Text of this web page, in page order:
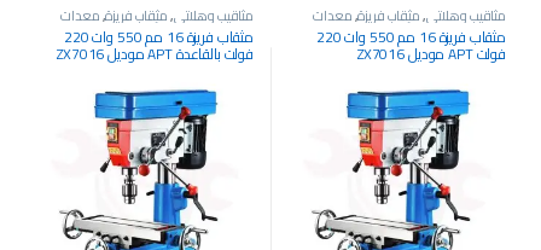
مثاقيب وهلاتي,مثقاب فريزة,معدات
كهربائية,معدات وآلات صناعية مثقاب فريزة 16 مم 550 وات 220
فولت APT موديل ZX7016
مثاقيب وهلاتي,مثقاب فريزة,معدات
كهربائية,معدات وآلات صناعية مثقاب فريزة 16 مم 550 وات 220
فولت بالقاعدة APT موديل ZX7016